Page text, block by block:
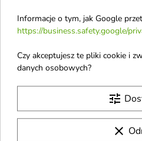

Cellabic Grow Therapy
Maska regenerująca do
włosów 300 ml(31-08-
Informacje o tym, jak Google
https://business.safety.google/
Czy akceptujesz te pliki cookie i
danych osobowych?
tune
clear